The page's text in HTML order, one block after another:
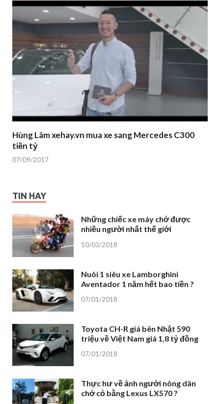
Hùng Lâm xehay.vn mua xe sang Mercedes C300
tiền tỷ
07/09/2017
TIN HAY
Những chiếc xe máy chở được
nhiều người nhất thế giới
10/03/2018
Nuôi 1 siêu xe Lamborghini
Aventador 1 năm hết bao tiền ?
07/01/2018
Toyota CH-R giá bên Nhật 590
triệu về Việt Nam giá 1,8 tỷ đồng
07/01/2018
Thực hư về ảnh người nông dân
chở cỏ bằng Lexus LX570 ?